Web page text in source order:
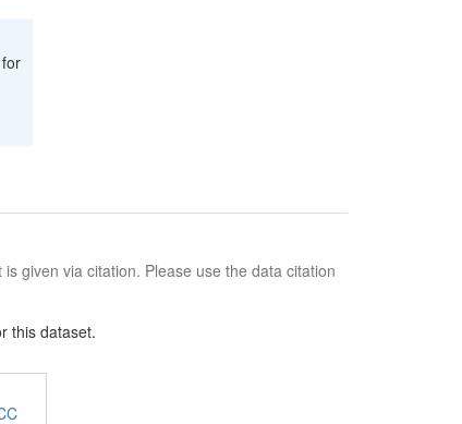
given via citation. Please use the data citation
this dataset.